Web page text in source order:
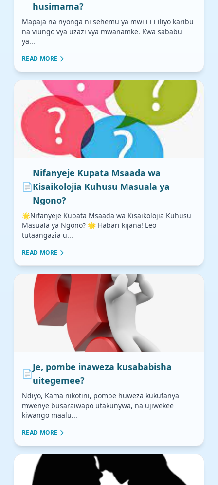
husimama?
Mapaja na nyonga ni sehemu ya mwili i i iliyo karibu
na viungo vya uzazi vya mwanamke. Kwa sababu
ya...
READ MORE
📄
Nifanyeje Kupata Msaada wa
Kisaikolojia Kuhusu Masuala ya
Ngono?
🌟Nifanyeje Kupata Msaada wa Kisaikolojia Kuhusu
Masuala ya Ngono? 🌟 Habari kijana! Leo
tutaangazia u...
READ MORE
📄
Je, pombe inaweza kusababisha
uitegemee?
Ndiyo, Kama nikotini, pombe huweza kukufanya
mwenye busaraiwapo utakunywa, na ujiwekee
kiwango maalu...
READ MORE